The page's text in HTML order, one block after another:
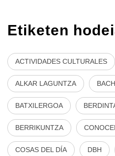
Etiketen
ACTIVIDADES CULTURALES
ALKAR LAGUNTZA
BATXILERGOA
BERRIKUNTZA
COSAS DEL DÍA DBH